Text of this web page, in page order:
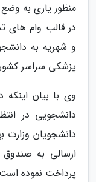
منظور یاری به
در قالب وام
و شهریه به
پزشکی سراسر
وی با بیان
دانشجویی در
دانشجویان
ارسالی به
پرداخت نموده